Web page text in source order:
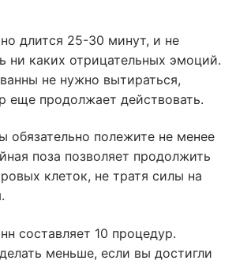
длится 25-30 минут, и не
ни каких отрицательных эмоций.
не нужно вытираться,
еще продолжает действовать.
обязательно полежите не менее
поза позволяет продолжить
клеток, не тратя силы на
составляет 10 процедур.
меньше, если вы достигли